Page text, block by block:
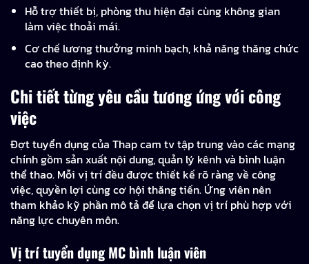
Hỗ trợ thiết bị, phòng thu hiện đại cùng không gian
làm việc thoải mái.
Cơ chế lương thưởng minh bạch, khả năng thăng chức
cao theo định kỳ.
Chi tiết từng yêu cầu tương ứng với công
việc
Đợt tuyển dụng của Thap cam tv tập trung vào các mạng
chính gồm sản xuất nội dung, quản lý kênh và bình luận
thể thao. Mỗi vị trí đều được thiết kế rõ ràng về công
việc, quyền lợi cùng cơ hội thăng tiến. Ứng viên nên
tham khảo kỹ phần mô tả để lựa chọn vị trí phù hợp với
năng lực chuyên môn.
Vị trí tuyển dụng MC bình luận viên